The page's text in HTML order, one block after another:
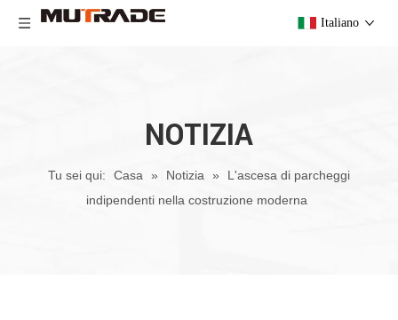
Italiano
NOTIZIA
Tu sei qui: Casa » Notizia »
L'ascesa di parcheggi
indipendenti nella costruzione moderna